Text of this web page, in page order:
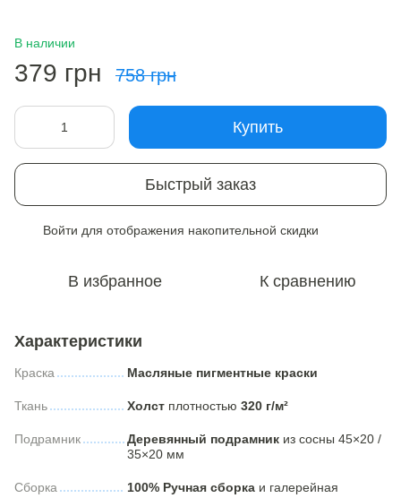
В наличии
379 грн 758 грн
Купить
Быстрый заказ
Войти для отображения накопительной скидки
В избранное К сравнению
Характеристики
Краска Масляные пигментные краски
Ткань Холст плотностью 320 г/м²
Подрамник Деревянный подрамник из сосны 45×20 /
35×20 мм
Сборка 100% Ручная сборка и галерейная